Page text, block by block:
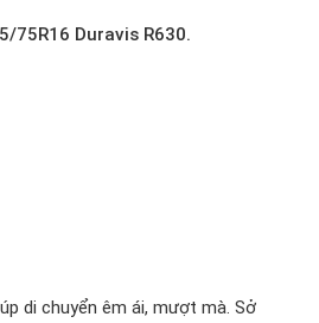
75R16 Duravis R630.
di chuyển êm ái, mượt mà. Sở